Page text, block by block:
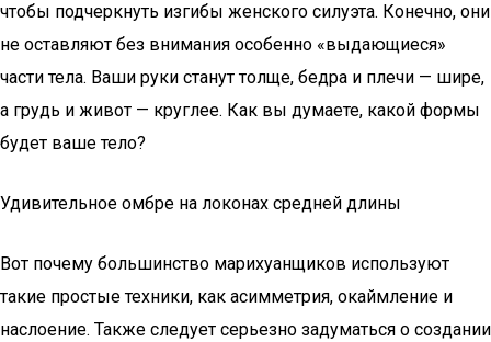
чтобы подчеркнуть изгибы женского силуэта. Конечно, они
не оставляют без внимания особенно «выдающиеся»
части тела. Ваши руки станут толще, бедра и плечи — шире,
а грудь и живот — круглее. Как вы думаете, какой формы
будет ваше тело?
Удивительное омбре на локонах средней длины
Вот почему большинство марихуанщиков используют
такие простые техники, как асимметрия, окаймление и
наслоение. Также следует серьезно задуматься о создании